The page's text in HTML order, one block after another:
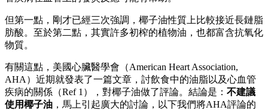
但第一點，剛才已經三次強調，椰子油性質上比較接近長鏈脂
肪酸。至於第二點，其實許多初榨的植物油，也都富含抗氧化
物質。
有關這點，美國心臟醫學會（American Heart Association,
AHA）近期就發表了一篇文章，討飲食中的油脂以及心血管
疾病的關係（Ref 1），對椰子油做了評論。結論是： 不建議
使用椰子油 ，馬上引起廣大的討論，以下我們將AHA評論的